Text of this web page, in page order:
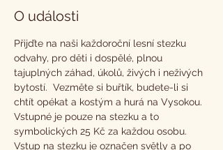
O události
Přijďte na naši každoroční lesní stezku
odvahy, pro děti i dospělé, plnou
tajuplných záhad, úkolů, živých i neživých
bytostí.  Vezměte si buřtík, budete-li si
chtít opékat a kostým a hurá na Vysokou.
Vstupné je pouze na stezku a to
symbolických 25 Kč za každou osobu.
Vstup na stezku je označen světly a po